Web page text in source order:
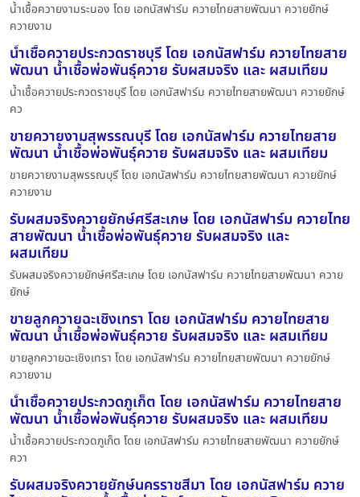
น้ำเชื้อควายงามระนอง โดย เอกนัสฟาร์ม ควายไทยสายพัฒนา ควายยักษ์
ควายงาม
น้ำเชื้อควายประกวดราชบุรี โดย เอกนัสฟาร์ม ควายไทยสาย
พัฒนา น้ำเชื้อพ่อพันธุ์ควาย รับผสมจริง และ ผสมเทียม
น้ำเชื้อควายประกวดราชบุรี โดย เอกนัสฟาร์ม ควายไทยสายพัฒนา ควายยักษ์
คว
ขายควายงามสุพรรณบุรี โดย เอกนัสฟาร์ม ควายไทยสาย
พัฒนา น้ำเชื้อพ่อพันธุ์ควาย รับผสมจริง และ ผสมเทียม
ขายควายงามสุพรรณบุรี โดย เอกนัสฟาร์ม ควายไทยสายพัฒนา ควายยักษ์
ควายงาม
รับผสมจริงควายยักษ์ศรีสะเกษ โดย เอกนัสฟาร์ม ควายไทย
สายพัฒนา น้ำเชื้อพ่อพันธุ์ควาย รับผสมจริง และ
ผสมเทียม
รับผสมจริงควายยักษ์ศรีสะเกษ โดย เอกนัสฟาร์ม ควายไทยสายพัฒนา ควาย
ยักษ์
ขายลูกควายฉะเชิงเทรา โดย เอกนัสฟาร์ม ควายไทยสาย
พัฒนา น้ำเชื้อพ่อพันธุ์ควาย รับผสมจริง และ ผสมเทียม
ขายลูกควายฉะเชิงเทรา โดย เอกนัสฟาร์ม ควายไทยสายพัฒนา ควายยักษ์
ควายงาม
น้ำเชื้อควายประกวดภูเก็ต โดย เอกนัสฟาร์ม ควายไทยสาย
พัฒนา น้ำเชื้อพ่อพันธุ์ควาย รับผสมจริง และ ผสมเทียม
น้ำเชื้อควายประกวดภูเก็ต โดย เอกนัสฟาร์ม ควายไทยสายพัฒนา ควายยักษ์
ควา
รับผสมจริงควายยักษ์นครราชสีมา โดย เอกนัสฟาร์ม ควาย